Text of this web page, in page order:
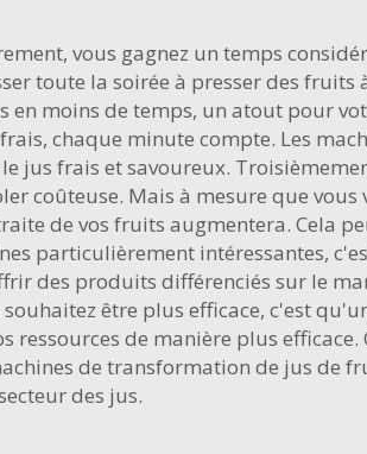
vous gagnez un temps
toute la soirée à presser des fruits
en moins de temps, un atout pour
chaque minute compte. Les
jus frais et savoureux.
coûteuse. Mais à mesure que vous
de vos fruits augmentera. Cela
particulièrement intéressantes,
des produits différenciés sur le
être plus efficace, c'est
de manière plus efficace.
de transformation de jus de
des jus.